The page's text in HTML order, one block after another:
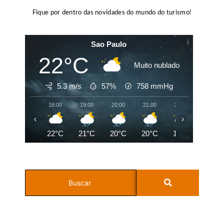
Fique por dentro das novidades do mundo do turismo!
Sao Paulo
22°C Muito nublado
5.3 m/s 57% 758 mmHg
18:00
22°C
19:00
21°C
20:00
20°C
21:00
20°C
22:00
19°C
‹ ›